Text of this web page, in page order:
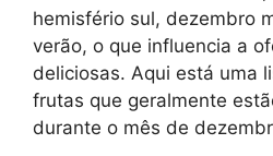
hemisfério sul, dezembro
verão, o que influencia a
deliciosas. Aqui está uma
frutas que geralmente
durante o mês de